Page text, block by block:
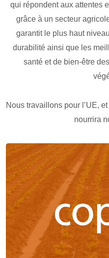
qui répondent aux attentes
grâce à un secteur
garantit le plus haut
durabilité ainsi que les
santé et de bien-être
Nous travaillons pour l’UE,
nourrira